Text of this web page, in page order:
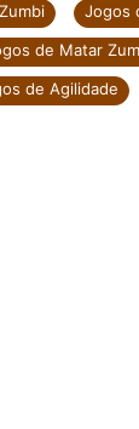
Jogos
de Matar
de Agilidade